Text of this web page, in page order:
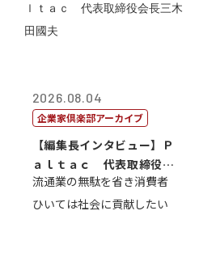
2026.08.04
企業家倶楽部アーカイブ
【編集長インタビュー】Ｐ
ａｌｔａｃ 代表取締役会
長三木田國夫
流通業の無駄を省き消費者
ひいては社会に貢献したい